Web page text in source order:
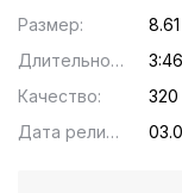
Размер:
Длительность:
3:46
Качество:
Дата релиза: